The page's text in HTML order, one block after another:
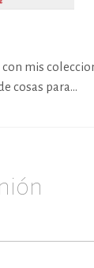
mis
cosas para...